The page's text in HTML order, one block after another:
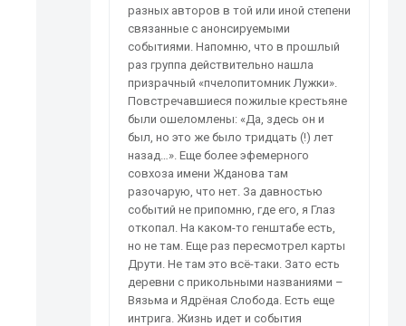
разных авторов в той или иной степени
связанные с анонсируемыми
событиями. Напомню, что в прошлый
раз группа действительно нашла
призрачный «пчелопитомник Лужки».
Повстречавшиеся пожилые крестьяне
были ошеломлены: «Да, здесь он и
был, но это же было тридцать (!) лет
назад…». Еще более эфемерного
совхоза имени Жданова там
разочарую, что нет. За давностью
событий не припомню, где его, я Глаз
откопал. На каком-то генштабе есть,
но не там. Еще раз пересмотрел карты
Друти. Не там это всё-таки. Зато есть
деревни с прикольными названиями –
Вязьма и Ядрёная Слобода. Есть еще
интрига. Жизнь идет и события